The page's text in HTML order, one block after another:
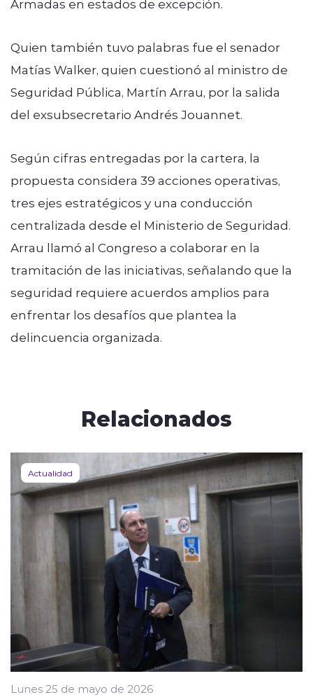
Armadas en estados de excepción.
Quien también tuvo palabras fue el senador
Matías Walker, quien cuestionó al ministro de
Seguridad Pública, Martín Arrau, por la salida
del exsubsecretario Andrés Jouannet.
Según cifras entregadas por la cartera, la
propuesta considera 39 acciones operativas,
tres ejes estratégicos y una conducción
centralizada desde el Ministerio de Seguridad.
Arrau llamó al Congreso a colaborar en la
tramitación de las iniciativas, señalando que la
seguridad requiere acuerdos amplios para
enfrentar los desafíos que plantea la
delincuencia organizada.
Relacionados
Actualidad
Lunes 25 de mayo de 2026